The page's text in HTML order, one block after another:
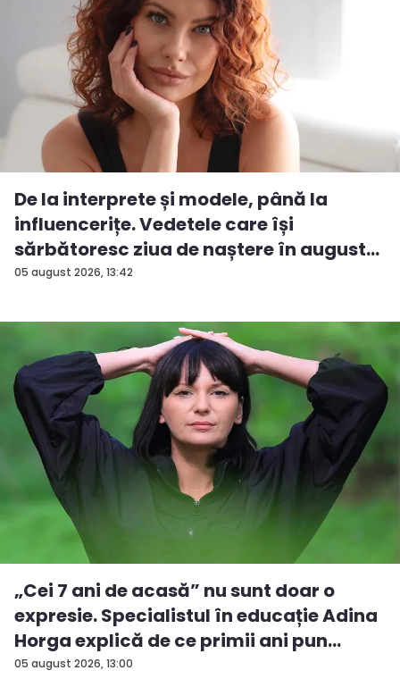
05 august 2026, 13:42
De la interprete și modele, până la
influencerițe. Vedetele care își
sărbătoresc ziua de naștere în august...
05 august 2026, 13:00
„Cei 7 ani de acasă” nu sunt doar o
expresie. Specialistul în educație Adina
Horga explică de ce primii ani pun
baze...